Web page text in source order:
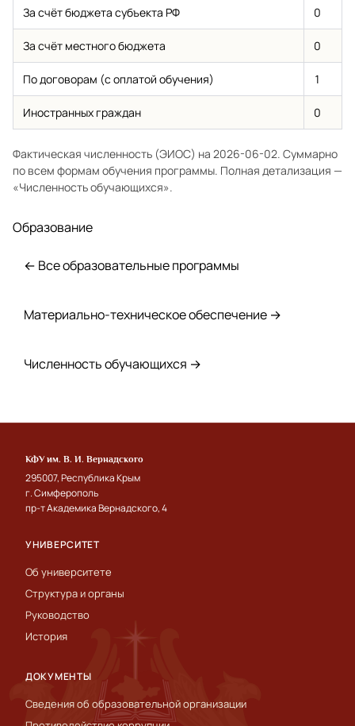
За счёт бюджета субъекта РФ 0
За счёт местного бюджета 0
По договорам (с оплатой обучения) 1
Иностранных граждан 0
Фактическая численность (ЭИОС) на 2026-06-02. Суммарно
по всем формам обучения программы. Полная детализация —
«Численность обучающихся».
Образование
← Все образовательные программы
Материально-техническое обеспечение →
Численность обучающихся →
КФУ им. В. И. Вернадского
295007, Республика Крым
г. Симферополь
пр-т Академика Вернадского, 4
УНИВЕРСИТЕТ
Об университете
Структура и органы
Руководство
История
ДОКУМЕНТЫ
Сведения об образовательной организации